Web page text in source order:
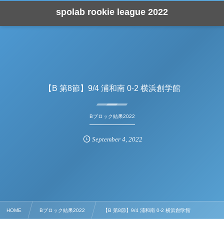
spolab rookie league 2022
【B 第8節】9/4 浦和南 0-2 横浜創学館
Bブロック結果2022
September 4 ,2022
HOME Bブロック結果2022 【B 第8節】9/4 浦和南 0-2 横浜創学館